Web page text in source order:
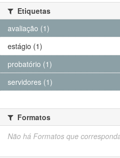
Etiquetas
avaliação (1)
estágio (1)
probatório (1)
servidores (1)
Formatos
Não há Formatos que